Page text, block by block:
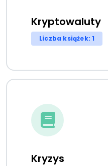
Kryptowaluty
Liczba książek: 1
Kryzys